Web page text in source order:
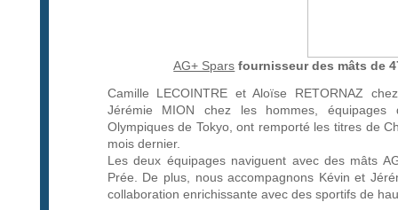
AG+ Spars fournisseur des mâts de
Camille LECOINTRE et Aloïse RETORNAZ
Jérémie MION chez les hommes,
Olympiques de Tokyo, ont remporté les titres de
mois dernier.
Les deux équipages naviguent avec des mâts
Prée. De plus, nous accompagnons Kévin et
collaboration enrichissante avec des sportifs de